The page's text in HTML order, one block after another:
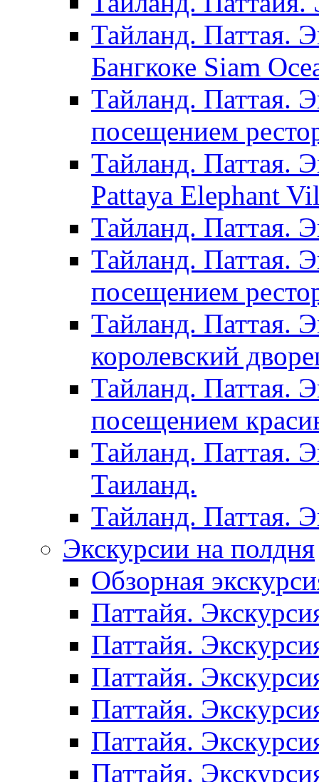
Тайланд. Паттая.
Бангкоке Siam
Тайланд. Паттая.
посещением
Тайланд. Паттая.
Pattaya Elephant
Тайланд. Паттая.
Тайланд. Паттая.
посещением
Тайланд. Паттая.
королевский
Тайланд. Паттая.
посещением
Тайланд. Паттая.
Таиланд.
Тайланд. Паттая.
Экскурсии на полдня
Обзорная
Паттайя.
Паттайя.
Паттайя.
Паттайя.
Паттайя.
Паттайя.